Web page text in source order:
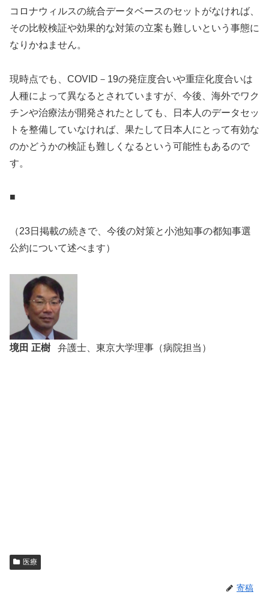
コロナウィルスの統合データベースのセットがなければ、
その比較検証や効果的な対策の立案も難しいという事態に
なりかねません。
現時点でも、COVID－19の発症度合いや重症化度合いは
人種によって異なるとされていますが、今後、海外でワク
チンや治療法が開発されたとしても、日本人のデータセッ
トを整備していなければ、果たして日本人にとって有効な
のかどうかの検証も難しくなるという可能性もあるので
す。
■
（23日掲載の続きで、今後の対策と小池知事の都知事選
公約について述べます）
境田 正樹 弁護士、東京大学理事（病院担当）
医療
寄稿